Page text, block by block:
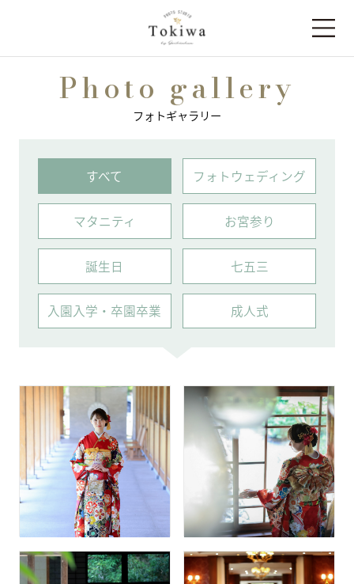
Photo gallery
フォトギャラリー
すべて フォトウェディング
マタニティ お宮参り
誕⽣⽇ 七五三
⼊園⼊学・卒園卒業 成人式